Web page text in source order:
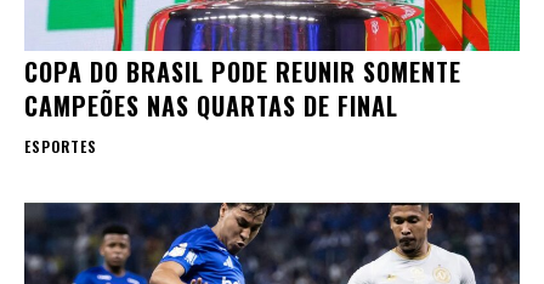
COPA DO BRASIL PODE REUNIR SOMENTE
CAMPEÕES NAS QUARTAS DE FINAL
ESPORTES